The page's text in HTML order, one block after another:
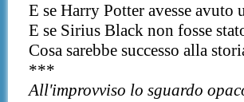
E se Harry Potter avesse avuto
E se Sirius Black non fosse
Cosa sarebbe successo alla
***
All'improvviso lo sguardo